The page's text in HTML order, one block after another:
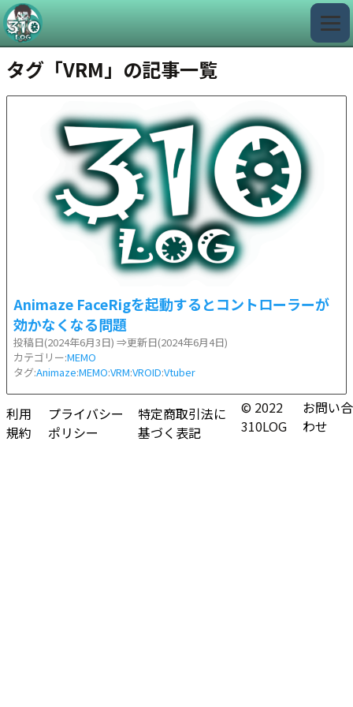
タグ「VRM」の記事一覧
Animaze FaceRigを起動するとコントローラーが
効かなくなる問題
投稿日(2024年6月3日) ⇒更新日(2024年6月4日)
カテゴリー:MEMO
タグ:Animaze:MEMO:VRM:VROID:Vtuber
利用
規約
プライバシー
ポリシー
特定商取引法に
基づく表記
© 2022
310LOG
お問い合
わせ